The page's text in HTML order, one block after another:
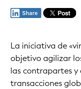
La iniciativa de
objetivo agilizar
las contrapartes y
transacciones